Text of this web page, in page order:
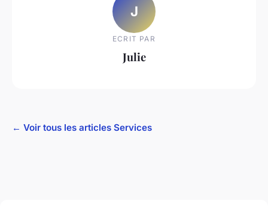
J
ECRIT PAR
Julie
← Voir tous les articles Services